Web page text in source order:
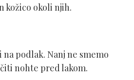
kožico okoli njih.
podlak. Nanj ne smemo
nohte pred lakom.